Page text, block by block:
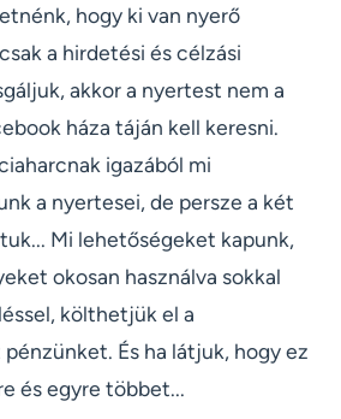
hogy ki van nyerő
a hirdetési és célzási
akkor a nyertest nem a
háza táján kell keresni.
igazából mi
a nyertesei, de persze a két
Mi lehetőségeket kapunk,
okosan használva sokkal
költhetjük el a
És ha látjuk, hogy ez
és egyre többet...